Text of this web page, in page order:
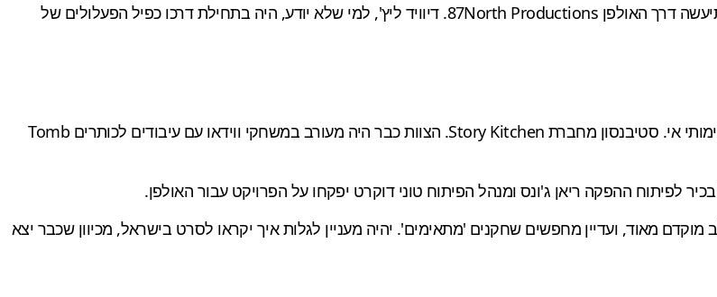
צמד המפיקים הזה עומד מאחורי שני הסרטים "סתם אחד" ו"הכפיל" וההפקה תיעשה דרך האולפן 87North Productions. דיוויד ליץ', למי שלא יודע, היה בתחילת דרכו כפיל הפעלולים של
כמו כן, מפיקים נוספים יעבדו על הסרט כמו דמיטרי מ. ג'ונסון, מייק גולדברג וטימותי אי. סטיבנסון מחברת Story Kitchen. הצוות כבר היה מעורב במשחקי ווידאו עם עיבודים לכותרים Tomb
מאוד, ועדיין מחפשים שחקנים 'מתאימים'. יהיה מעניין לגלות איך יקראו לסרט בישראל, מכיוון שכבר יצא